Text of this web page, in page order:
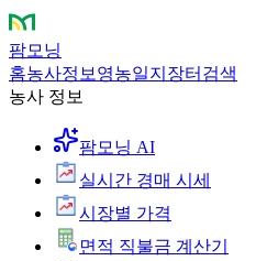
팜모닝
홈농사정보 영농일지 장터 검색
농사 정보
팜모닝 AI
실시간 경매 시세
시장별 가격
면적 직불금 계산기